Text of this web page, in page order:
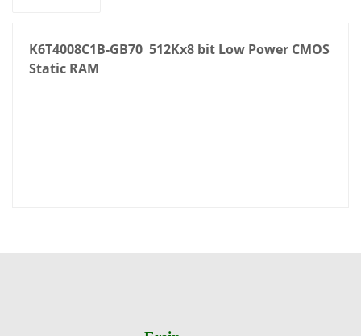
K6T4008C1B-GB70 512Kx8 bit Low Power CMOS
Static RAM